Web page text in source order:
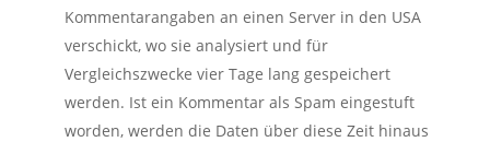
Kommentarangaben an einen Server in den USA
verschickt, wo sie analysiert und für
Vergleichszwecke vier Tage lang gespeichert
werden. Ist ein Kommentar als Spam eingestuft
worden, werden die Daten über diese Zeit hinaus